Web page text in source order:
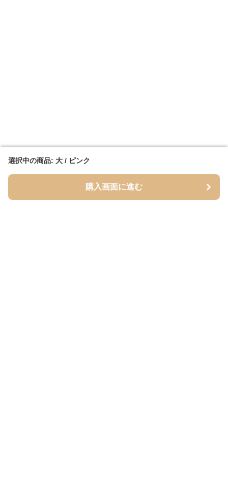
選択中の商品: 大 / ピンク
購入画面に進む
選択中の商品: 大 / ピンク
購入画面に進む